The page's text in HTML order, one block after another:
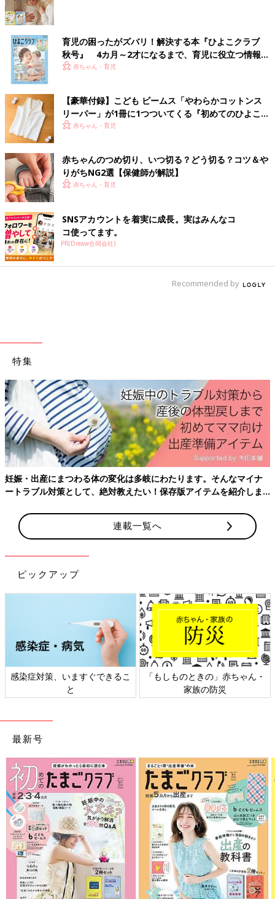
新生児期～3カ月のころの授乳は、赤ちゃんも
ママも初めてのことだらけ。幸せな気持ち半
分、気がかりも多いのではないでしょうか？
副院長の善方裕美先生にアドバイスをいただき
ました。
生後すぐは、ちょっとしたことでも不安なもの。育児で気になる
ことがあったら１人で悩まず、近くの母乳外来や小児科などに相
談してくださいね。赤ちゃんとママが幸せな授乳タイムを過ごせ
ますように。（文・ひよこクラブ編集部）
■参考：『ひよこクラブ』2018年2月号別冊「おっぱい・ミル
ク・離乳食 量とバランス解決BOOK」
監修／【助産師】小澤千恵 先生
初回公開日 2018/06/18
育児中におススメのアプリ
妊娠日数・生後日数に合わせて専門家のアドバイスを毎日お届
け。同じ出産月のママ同士で情報交換したり、励ましあったりで
きる「ルーム」や、写真だけでは伝わらない”できごと”を簡単に
ダウンロード（無料）
育児中におススメの本
クス たまひよ新百科シリーズ)
大人気「新百科シリーズ」の「育児新百科」がリニューアル！
まで、月齢別に毎日の赤ちゃんの成長の様子とマ
マ＆パパができることを徹底紹介。
毎日のお世話を基本からていねいに解説。
新生児期からのお世話も写真でよくわかる！ 月齢別に、体・心
予防接種や乳幼児健診、事故・けがの予防と対策、病気の受診の
目安などもわかりやすく紹介しています。
切り取って使える、「赤ちゃんの月齢別 発育・発達見通し表」
つき。
育児の困ったがズバリ！解決する本『ひよこクラブ
秋号』 4カ月～2才になるまで、育児に役立つ情報が
いっぱい！
赤ちゃん・育児
【豪華付録】こども ビームス「やわらかコットンス
リーパー」が1冊に1つついてくる『初めてのひよこク
ラブ』春号が発売中！
赤ちゃん・育児
赤ちゃんのつめ切り、いつ切る？どう切る？コツ＆や
りがちNG2選【保健師が解説】
赤ちゃん・育児
SNSアカウントを着実に成長。実はみんなコ
コ使ってます。
PR(Dreaw合同会社)
Recommended by
特集
妊娠・出産にまつわる体の変化は多岐にわたります。そんなマイナ
ートラブル対策として、絶対教えたい！保存版アイテムを紹介しま
連載一覧へ
ピックアップ
感染症対策、いますぐできるこ
と
「もしものときの」赤ちゃん・
家族の防災
最新号